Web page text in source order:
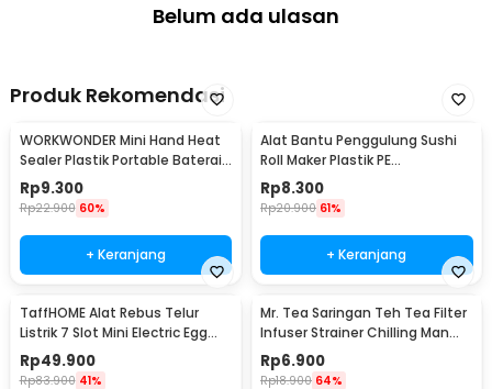
Belum ada ulasan
Produk Rekomendasi
WORKWONDER Mini Hand Heat
Sealer Plastik Portable Baterai
AA - LX2000A
Rp9.300
Rp22.900 60%
+ Keranjang
Alat Bantu Penggulung Sushi
Roll Maker Plastik PE
22x20.5x0.1cm - E1119
Rp8.300
Rp20.900 61%
+ Keranjang
TaffHOME Alat Rebus Telur
Listrik 7 Slot Mini Electric Egg
Cooker 350W - YS-203
Rp49.900
Rp83.900 41%
Mr. Tea Saringan Teh Tea Filter
Infuser Strainer Chilling Man
Silicon - MR03
Rp6.900
Rp18.900 64%